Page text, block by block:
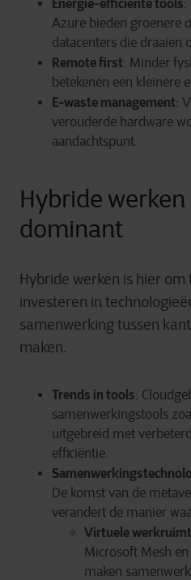
Energie-efficiënte tools:
Azure bieden groenere
datacenters die draaien
Remote first: Minder
betekenen een kleinere
E-waste management:
verouderde hardware
aandachtspunt.
Hybride
dominant
Hybride werken is hier
investeren in
samenwerking tussen
maken.
Trends in tools:
samenwerkingstools
uitgebreid met
efficiëntie.
De komst van de
verandert de manier
Virtuele
Microsoft Mesh
maken